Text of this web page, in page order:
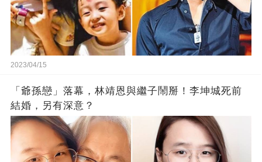
2023/04/15
「爺孫戀」落幕，林靖恩與繼子鬧掰！李坤城死前
結婚，另有深意？